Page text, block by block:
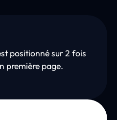
positionné sur 2 fois
première page.